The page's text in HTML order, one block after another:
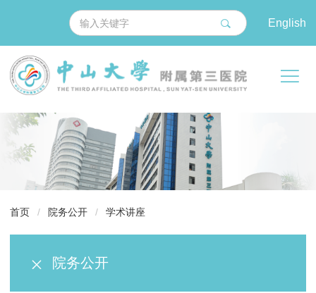
English
导
首页 / 院务公开 / 学术讲座
院务公开